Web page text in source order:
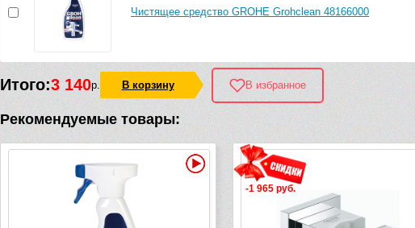
Чистящее средство GROHE Grohclean 48166000
Итого:3 140р. В корзину В избранное
Рекомендуемые товары:
Видео
-1 965 руб.